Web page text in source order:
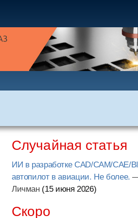
Случайная статья
ИИ в разработке CAD/CAM/CAE/
автопилот в авиации. Не более.
Личман (15 июня 2026)
Скоро